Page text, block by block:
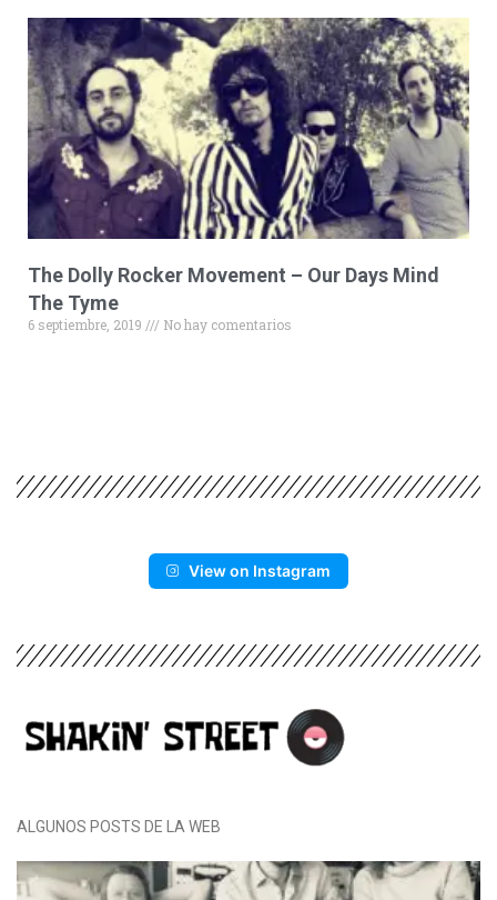
The Dolly Rocker Movement – Our Days Mind
The Tyme
6 septiembre, 2019 No hay comentarios
View on Instagram
ALGUNOS POSTS DE LA WEB